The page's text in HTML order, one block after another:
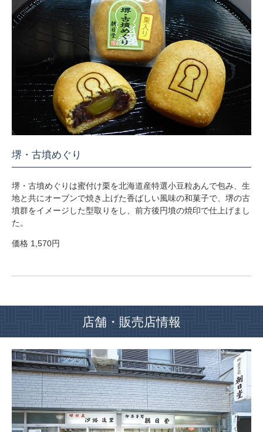
堺・古墳めぐり
堺・古墳めぐりは蜜付け栗を北海道産特選小豆粒あんで包み、生
地と共にオーブンで焼き上げた香ばしい風味の和菓子で、堺の古
墳群をイメージした型取りをし、前方後円墳の焼印で仕上げまし
た。
価格 1,570円
店舗・販売店情報